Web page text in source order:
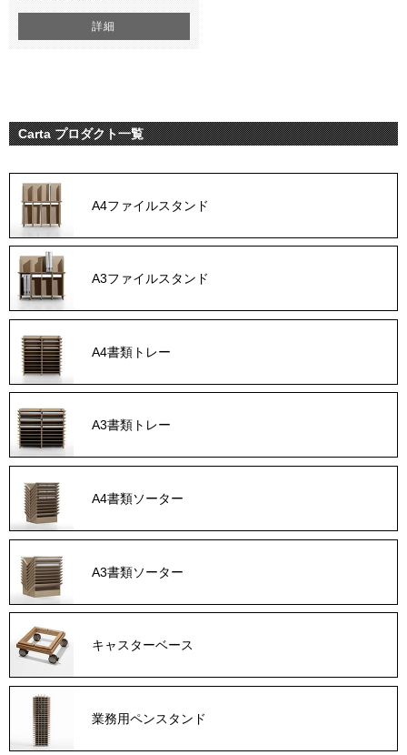
詳細
Carta プロダクト一覧
A4ファイルスタンド
A3ファイルスタンド
A4書類トレー
A3書類トレー
A4書類ソーター
A3書類ソーター
キャスターベース
業務用ペンスタンド